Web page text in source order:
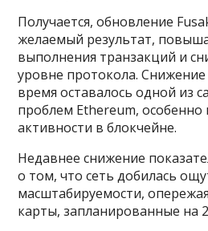
Получается, обновление
желаемый результат,
выполнения транзакций и
уровне протокола.
время оставалось одной из
проблем Ethereum,
активности в блокчейне.
Недавнее снижение
о том, что сеть добилась
масштабируемости,
карты, запланированные на